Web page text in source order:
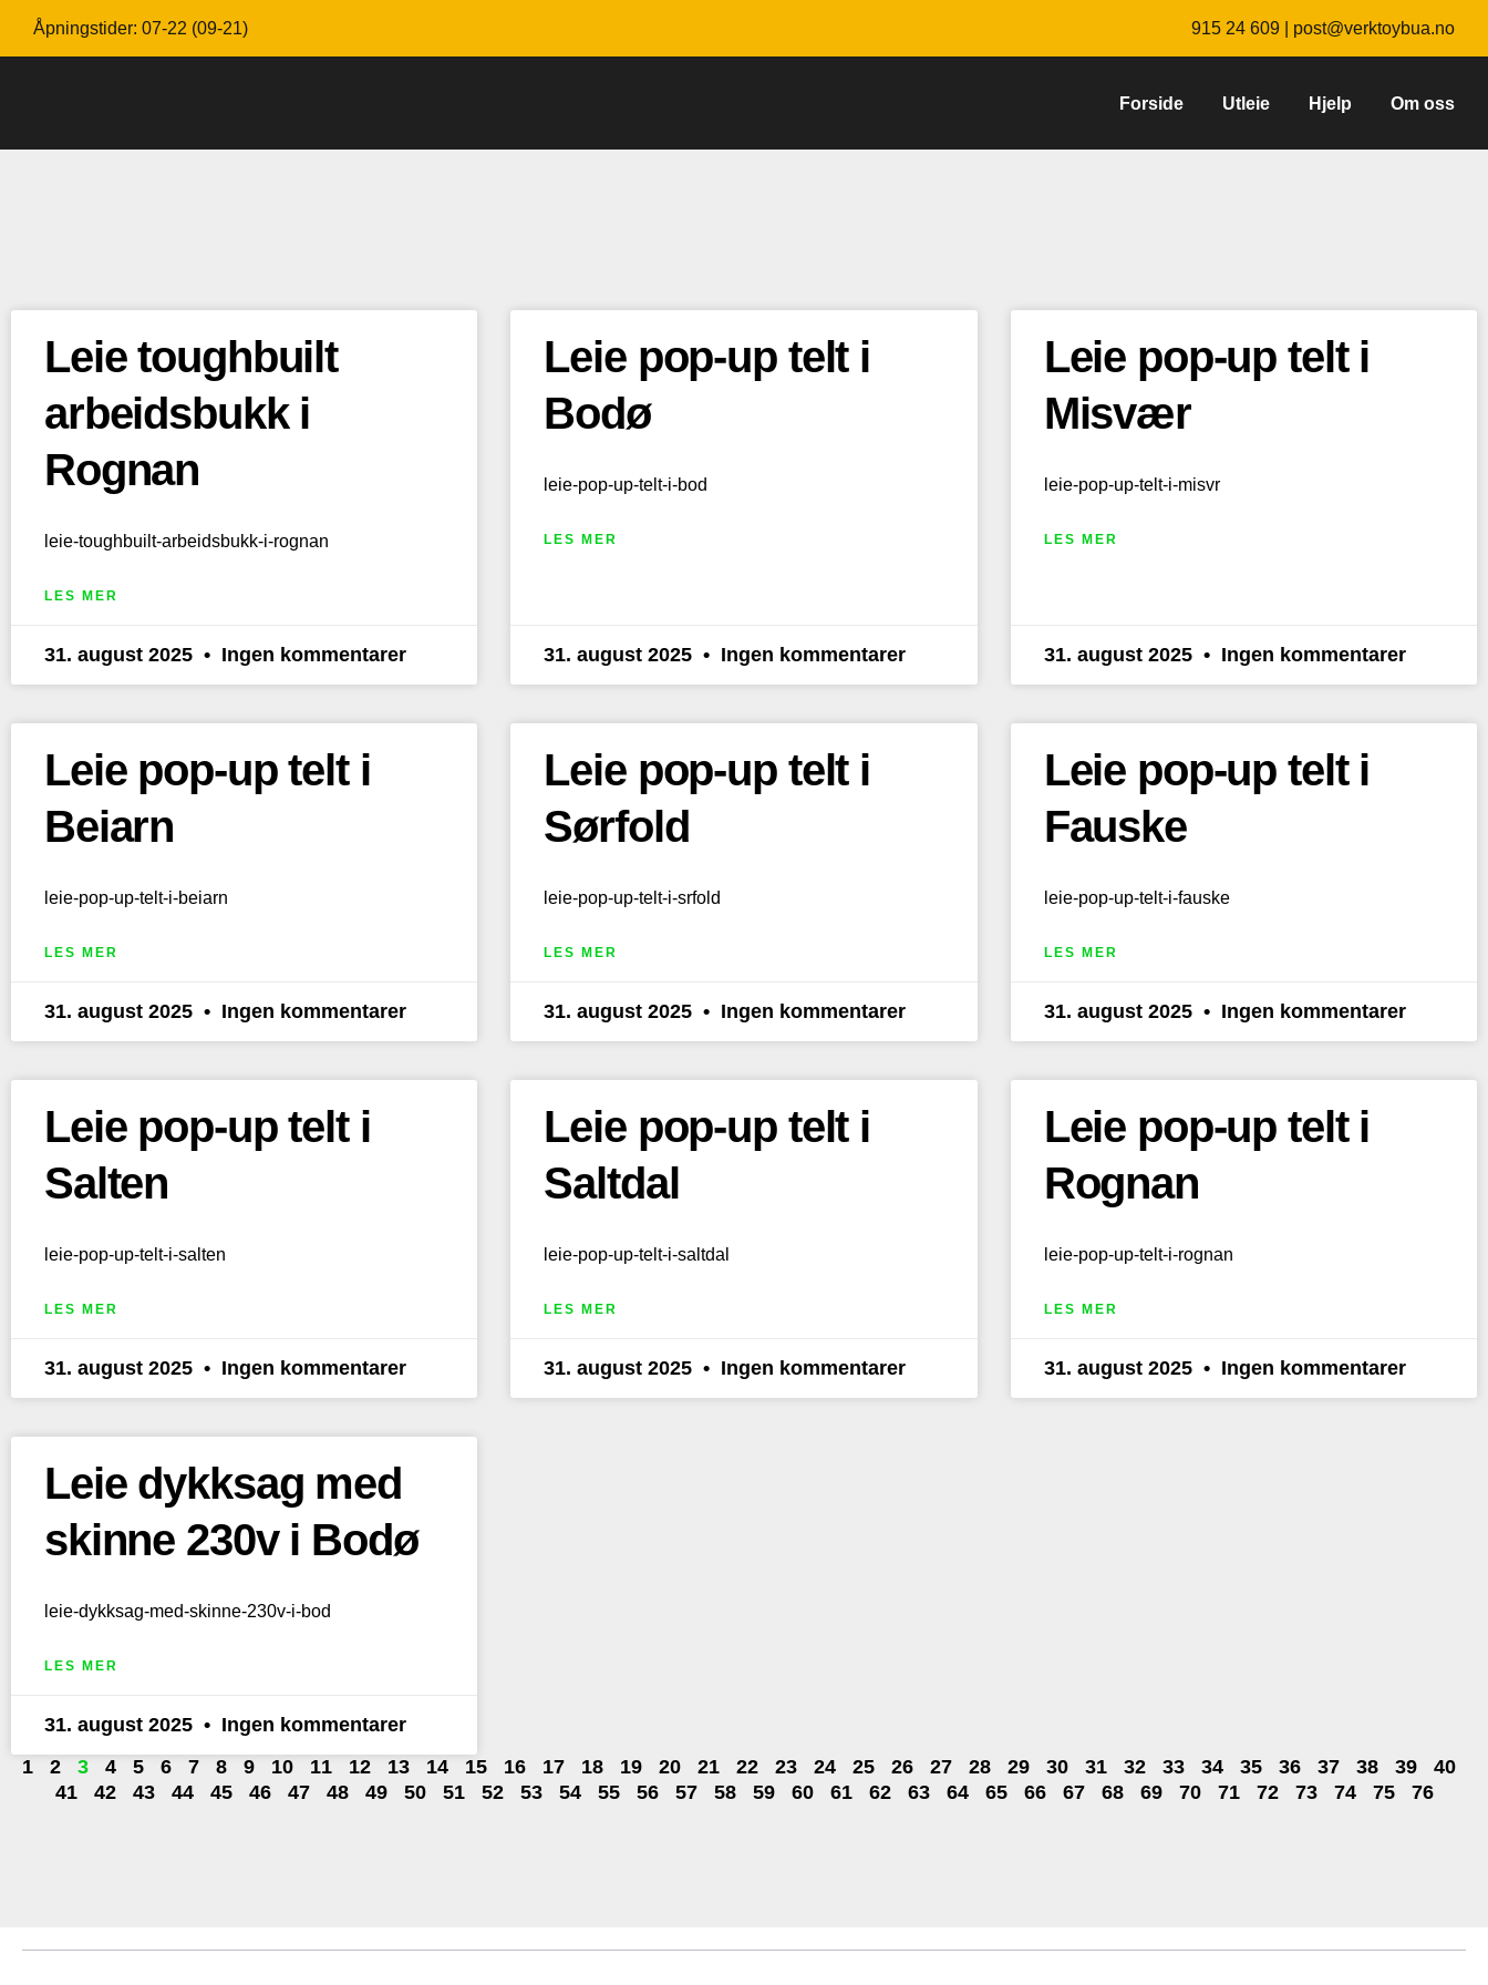
Åpningstider: 07-22 (09-21) 915 24 609 | post@verktoybua.no
Forside Utleie Hjelp Om oss
Leie toughbuilt
arbeidsbukk i
Rognan
leie-toughbuilt-arbeidsbukk-i-rognan
LES MER
31. august 2025 Ingen kommentarer
Leie pop-up telt i
Bodø
leie-pop-up-telt-i-bod
LES MER
31. august 2025 Ingen kommentarer
Leie pop-up telt i
Misvær
leie-pop-up-telt-i-misvr
LES MER
31. august 2025 Ingen kommentarer
Leie pop-up telt i
Beiarn
leie-pop-up-telt-i-beiarn
LES MER
31. august 2025 Ingen kommentarer
Leie pop-up telt i
Sørfold
leie-pop-up-telt-i-srfold
LES MER
31. august 2025 Ingen kommentarer
Leie pop-up telt i
Fauske
leie-pop-up-telt-i-fauske
LES MER
31. august 2025 Ingen kommentarer
Leie pop-up telt i
Salten
leie-pop-up-telt-i-salten
LES MER
31. august 2025 Ingen kommentarer
Leie pop-up telt i
Saltdal
leie-pop-up-telt-i-saltdal
LES MER
31. august 2025 Ingen kommentarer
Leie pop-up telt i
Rognan
leie-pop-up-telt-i-rognan
LES MER
31. august 2025 Ingen kommentarer
Leie dykksag med
skinne 230v i Bodø
leie-dykksag-med-skinne-230v-i-bod
LES MER
31. august 2025
Ingen kommentarer
1
2 3 4 5 6 7 8 9 10 11 12 13 14 15 16 17 18 19 20 21 22 23 24 25 26 27 28 29 30 31 32 33 34 35 36 37 38 39
40
41
42 43 44 45 46 47 48 49 50 51 52 53 54 55 56 57 58 59 60 61 62 63 64 65 66 67 68 69 70 71 72 73 74 75 76